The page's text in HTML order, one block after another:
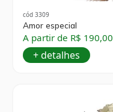
cód 3309
Amor especial
A partir de R$ 190,00
+ detalhes